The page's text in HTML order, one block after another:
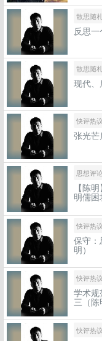
散思随
反思一
散思随
现代、
快评热议
张光芒
思想评
【陈
明儒困
快评热议
保守
明）
快评热议
学术
三（陈
快评热议